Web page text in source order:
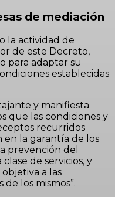
de mediación
la actividad de
de este Decreto,
para adaptar su
establecidas
y manifiesta
que las condiciones y
recurridos
la garantía de los
prevención del
de servicios, y
a las
los mismos”.